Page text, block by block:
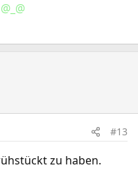
#13
zu haben.